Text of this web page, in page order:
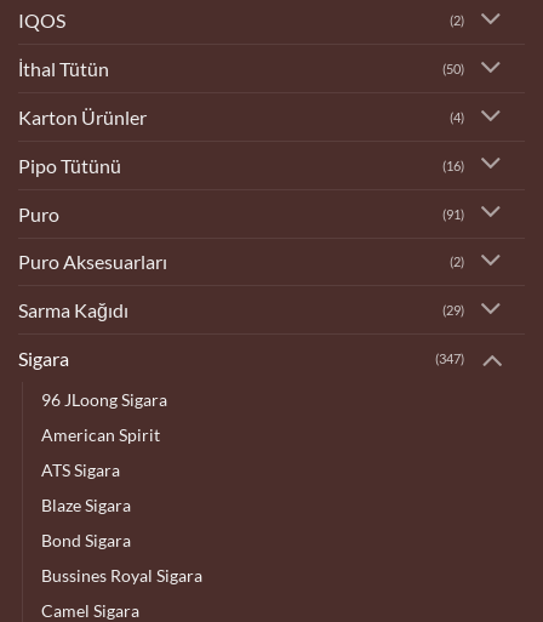
IQOS (2)
İthal Tütün (50)
Karton Ürünler (4)
Pipo Tütünü (16)
Puro (91)
Puro Aksesuarları (2)
Sarma Kağıdı (29)
Sigara (347)
96 JLoong Sigara
American Spirit
ATS Sigara
Blaze Sigara
Bond Sigara
Bussines Royal Sigara
Camel Sigara